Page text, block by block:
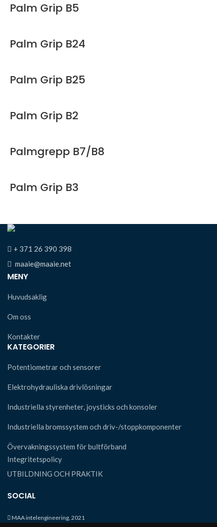
Palm Grip B5
Palm Grip B24
Palm Grip B25
Palm Grip B2
Palmgrepp B7/B8
Palm Grip B3
+ 371 26 390 398
maaie@maaie.net
MENY
Huvudsaklig
Om oss
Kontakter
KATEGORIER
Potentiometrar och sensorer
Elektrohydrauliska drivlösningar
Industriella styrenheter, joysticks och konsoler
Industriella bromssystem och driv-/stoppkomponenter
Övervakningssystem för bultförband
Integritetspolicy
UTBILDNING OCH PRAKTIK
SOCIAL
MAA intelengineering, 2021